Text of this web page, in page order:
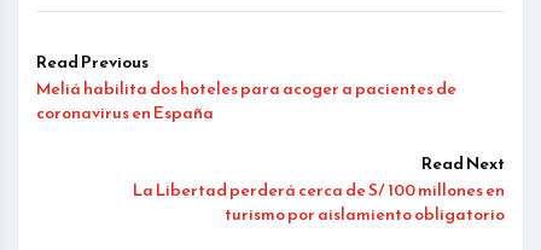
Read Previous
Meliá habilita dos hoteles para acoger a pacientes de
coronavirus en España
Read Next
La Libertad perderá cerca de S/ 100 millones en
turismo por aislamiento obligatorio